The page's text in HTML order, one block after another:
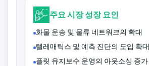
주요 시장 성장 요인
화물 운송 및 물류 네트워크의 확대
텔레매틱스 및 예측 진단의 도입 확대
플릿 유지보수 운영의 아웃소싱 증가